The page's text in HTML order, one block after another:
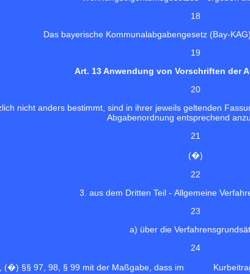
18
Das bayerische Kommunalabgabengesetz (Bay-
19
Art. 13 Anwendung von Vorschriften der
20
nicht anders bestimmt, sind in ihrer jeweils geltenden
Abgabenordnung entsprechend
21
(�)
22
3. aus dem Dritten Teil - Allgemeine
23
a) über die
24
(�) §§ 97, 98, § 99 mit der Maßgabe, dass im